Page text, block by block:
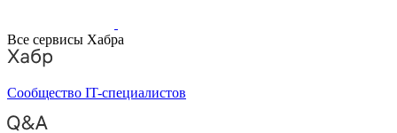
Все сервисы Хабра
Сообщество IT-специалистов